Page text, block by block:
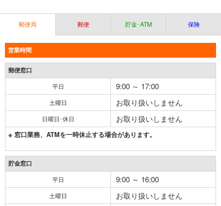
郵便局 郵便 貯金･ATM 保険
営業時間
郵便窓口
平日 9:00 ～ 17:00
土曜日 お取り扱いしません
日曜日･休日 お取り扱いしません
※ 窓口業務、ATMを一時休止する場合があります。
貯金窓口
平日 9:00 ～ 16:00
土曜日 お取り扱いしません